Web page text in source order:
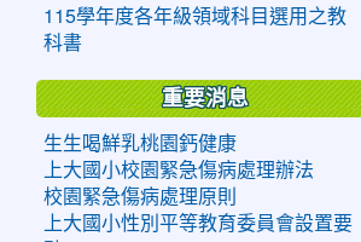
115學年度各年級領域科目選用之教
科書
重要消息
生生喝鮮乳桃園鈣健康
上大國小校園緊急傷病處理辦法
校園緊急傷病處理原則
上大國小性別平等教育委員會設置要